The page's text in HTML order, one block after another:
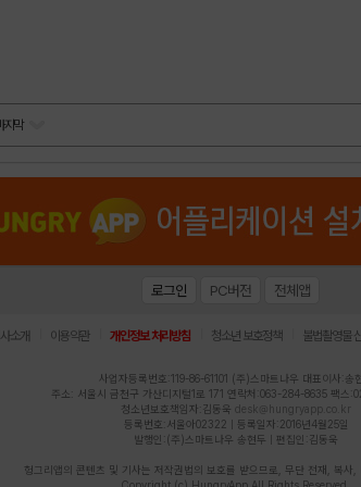
지막
로그인 PC버전 전체앱
소개 이용약관 개인정보 처리방침 청소년 보호정책 불법촬영물
사업자등록번호:119-86-61101 (주)스마트나우 대표이사:송
주소: 서울시 금천구 가산디지털1로 171 연락처:063-284-8635 팩스
청소년보호책임자:김동욱 desk@hungryapp.co.kr
등록번호:서울아02322 | 등록일자:2016년4월25일
발행인:(주)스마트나우 송현두 | 편집인:김동욱
헝그리앱의 콘텐츠 및 기사는 저작권법의 보호를 받으므로, 무단 전재, 복사,